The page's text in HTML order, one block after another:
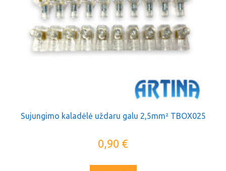
Sujungimo kaladėlė uždaru galu 2,5mm² TBOX025
0,90 €